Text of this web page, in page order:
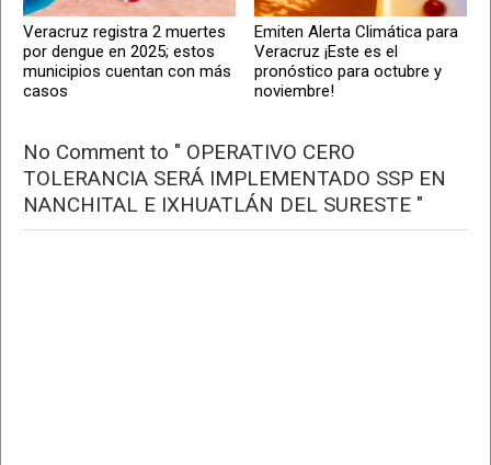
Veracruz registra 2 muertes
por dengue en 2025; estos
municipios cuentan con más
casos
Emiten Alerta Climática para
Veracruz ¡Este es el
pronóstico para octubre y
noviembre!
No Comment to " OPERATIVO CERO
TOLERANCIA SERÁ IMPLEMENTADO SSP EN
NANCHITAL E IXHUATLÁN DEL SURESTE "